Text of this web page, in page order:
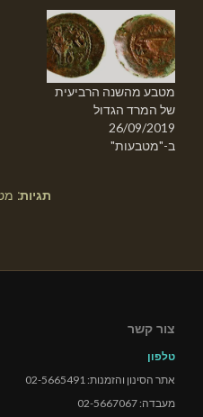
מטבע מהשנה הרביעית
של המרד הגדול
26/09/2019
ב-"מטבעות"
תגיות:
צור קשר
טלפון
אתר הסינון והזמנות: 02-5665491
מעבדה: 02-5667067